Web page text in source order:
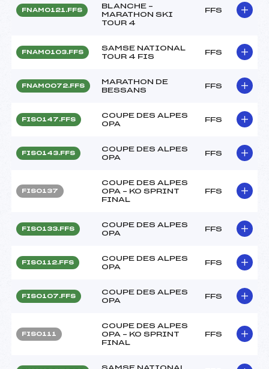
FNAM0121.FFS
BLANCHE –
MARATHON SKI
TOUR 4
FFS
FNAM0103.FFS
SAMSE NATIONAL
TOUR 4 FIS
FFS
FNAM0072.FFS
MARATHON DE
BESSANS
FFS
FIS0147.FFS
COUPE DES ALPES
OPA
FFS
FIS0143.FFS
COUPE DES ALPES
OPA
FFS
FIS0137
COUPE DES ALPES
OPA – KO SPRINT
FINAL
FFS
FIS0133.FFS
COUPE DES ALPES
OPA
FFS
FIS0112.FFS
COUPE DES ALPES
OPA
FFS
FIS0107.FFS
COUPE DES ALPES
OPA
FFS
FIS0111
COUPE DES ALPES
OPA – KO SPRINT
FINAL
FFS
SAMSE NATIONAL